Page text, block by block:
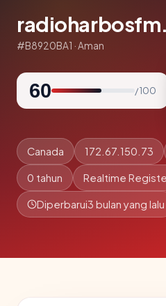
#B8920BA1 · Aman
60 / 100
Canada 172.67.150.73
0 tahun Realtime
Diperbarui3 bulan yang lalu